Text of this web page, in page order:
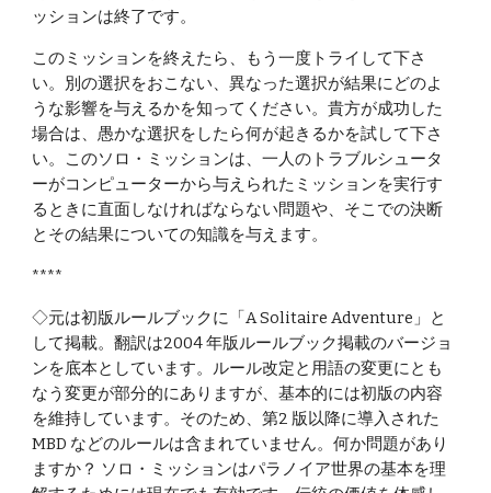
ッションは終了です。
このミッションを終えたら、もう一度トライして下さ
い。別の選択をおこない、異なった選択が結果にどのよ
うな影響を与えるかを知ってください。貴方が成功した
場合は、愚かな選択をしたら何が起きるかを試して下さ
い。このソロ・ミッションは、一人のトラブルシュータ
ーがコンピューターから与えられたミッションを実行す
るときに直面しなければならない問題や、そこでの決断
とその結果についての知識を与えます。
****
◇元は初版ルールブックに「A Solitaire Adventure」と
して掲載。翻訳は2004 年版ルールブック掲載のバージョ
ンを底本としています。ルール改定と用語の変更にとも
なう変更が部分的にありますが、基本的には初版の内容
を維持しています。そのため、第2 版以降に導入された
MBD などのルールは含まれていません。何か問題があり
ますか？ ソロ・ミッションはパラノイア世界の基本を理